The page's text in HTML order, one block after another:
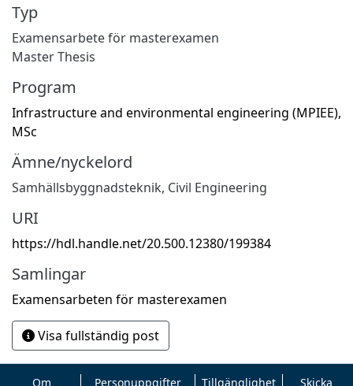
Typ
Examensarbete för masterexamen
Master Thesis
Program
Infrastructure and environmental engineering (MPIEE),
MSc
Ämne/nyckelord
Samhällsbyggnadsteknik, Civil Engineering
URI
https://hdl.handle.net/20.500.12380/199384
Samlingar
Examensarbeten för masterexamen
Visa fullständig post
Om Personuppgifter Tillgänglighet Skicka